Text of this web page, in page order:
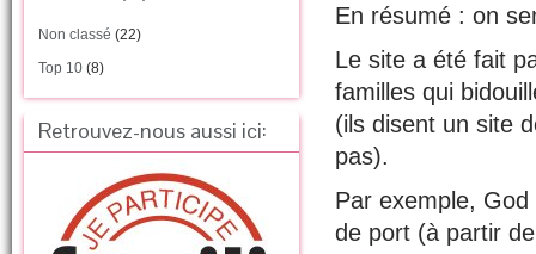
Non classé (22)
Top 10 (8)
Retrouvez-nous aussi ici:
En résumé : on
Le site a été fait
familles qui
(ils disent un site
pas).
Par exemple,
de port (à partir